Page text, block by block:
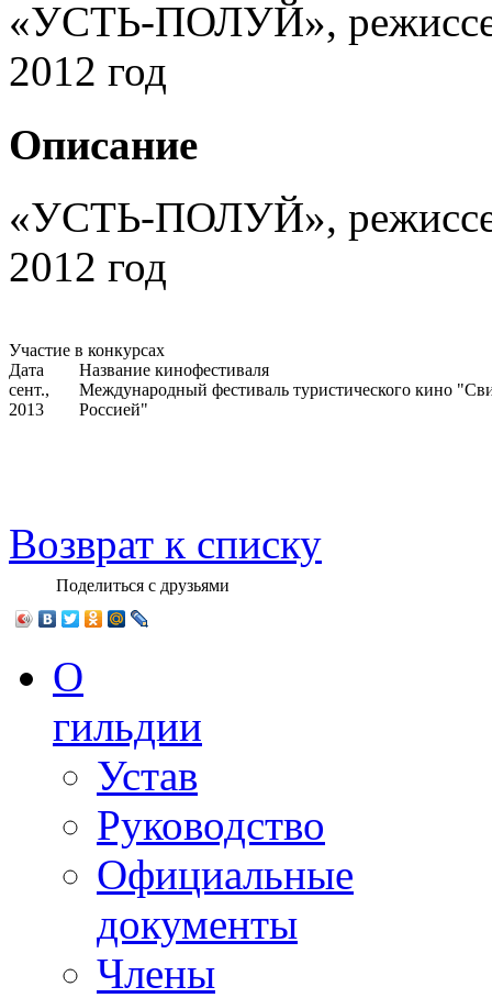
«УСТЬ-ПОЛУЙ»,
2012 год
Описание
«УСТЬ-ПОЛУЙ»,
2012 год
Участие в конкурсах
Дата
Название кинофестиваля
сент.,
2013
Международный фестиваль туристического кино
Россией"
Возврат к списку
Поделиться с друзьями
О
гильдии
Устав
Руководство
Официальные
документы
Члены